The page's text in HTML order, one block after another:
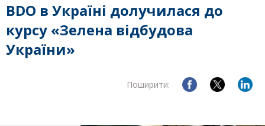
BDO в Україні долучилася до
курсу «Зелена відбудова
України»
Поширити: